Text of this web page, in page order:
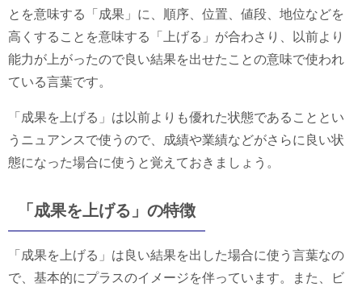
とを意味する「成果」に、順序、位置、値段、地位などを
高くすることを意味する「上げる」が合わさり、以前より
能力が上がったので良い結果を出せたことの意味で使われ
ている言葉です。
「成果を上げる」は以前よりも優れた状態であることとい
うニュアンスで使うので、成績や業績などがさらに良い状
態になった場合に使うと覚えておきましょう。
「成果を上げる」の特徴
「成果を上げる」は良い結果を出した場合に使う言葉なの
で、基本的にプラスのイメージを伴っています。また、ビ